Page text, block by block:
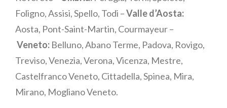
Foligno, Assisi, Spello, Todi –Valle d’Aosta:
Aosta, Pont-Saint-Martin, Courmayeur –
Veneto: Belluno, Abano Terme, Padova, Rovigo,
Treviso, Venezia, Verona, Vicenza, Mestre,
Castelfranco Veneto, Cittadella, Spinea, Mira,
Mirano, Mogliano Veneto.